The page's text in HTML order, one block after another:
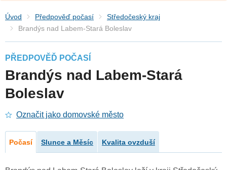
Úvod Předpověď počasí
Středočeský kraj
Brandýs nad Labem-Stará Boleslav
PŘEDPOVĚĎ POČASÍ
Brandýs nad Labem-Stará
Boleslav
Označit jako domovské město
Počasí Slunce a Měsíc Kvalita ovzduší